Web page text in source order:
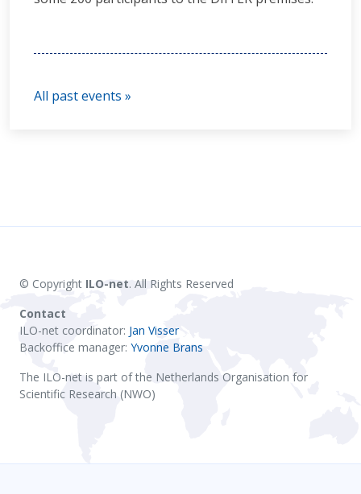
All past events »
© Copyright ILO-net. All Rights Reserved
Contact
ILO-net coordinator: Jan Visser
Backoffice manager: Yvonne Brans
The ILO-net is part of the Netherlands Organisation for
Scientific Research (NWO)